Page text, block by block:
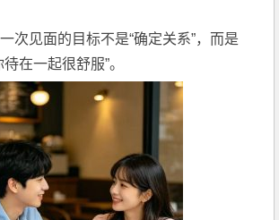
次见面的目标不是“确定关系”，而是
在一起很舒服”。